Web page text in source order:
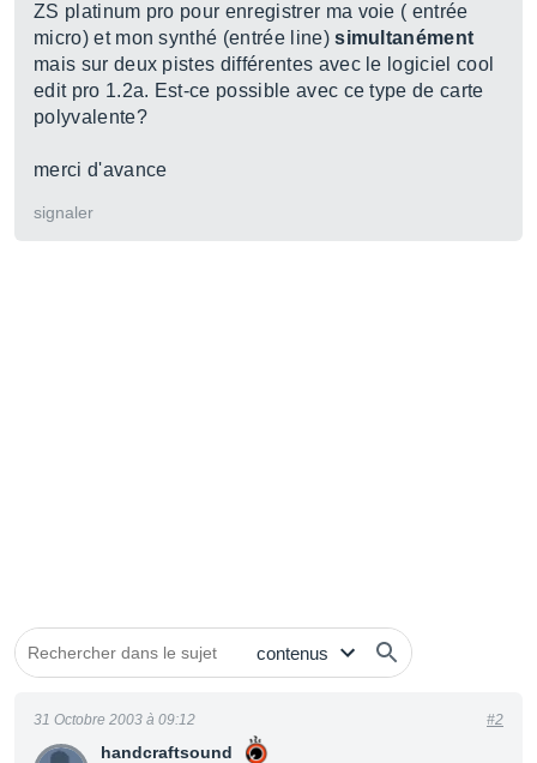
ZS platinum pro pour enregistrer ma voie ( entrée
micro) et mon synthé (entrée line)simultanément
mais sur deux pistes différentes avec le logiciel cool
edit pro 1.2a. Est-ce possible avec ce type de carte
polyvalente?
merci d'avance
signaler
handcraftsound
31 Octobre 2003 à 09:12 #2